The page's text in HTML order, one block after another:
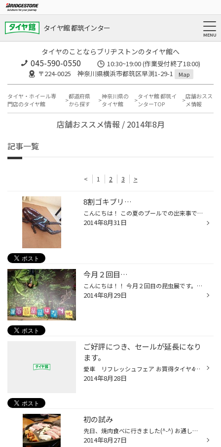
タイヤ館 都筑インター
タイヤのことならブリヂストンのタイヤ館へ
045-590-0550
10:30~19:00 (作業受付終了18:00)
〒224-0025 神奈川県横浜市都筑区早渕1-29-1
Map
タイヤ・ホイール専
門店のタイヤ館
都道府県
から探す
神奈川県の
タイヤ館
タイヤ館 都筑イ
ンターTOP
店舗おスス
メ情報
店舗おススメ情報 / 2014年8月
記事一覧
< 1 2 3 >
8割ゴキブリ…
こんにちは！ この夏のプールでの出来事です。 息子とプールで遊んでいると、クワガタの浮き輪的なものを 持っている子供を発見！ 昆虫にハマッている息子に声をかけてしまいました。 「ほら、クワガタ！」 とっさにやばいと思いました。 絶対欲しがる… すぐに気をそらしましたが遅かったです。 そ...
2014年8月31日
今月２回目…
こんにちは！！ 今月２回目の昆虫展です。 夏休みも終わり間近のためか子供が少なかったですね！ 着いてから記念撮影と写真を撮りました！ どうですか！ 半分、壁と同化！！ 1人で笑いましたね。 結局１時間程度、虫とたわむれました。 ただ、前回はビビッて触れなかったデカイやつに触れました！ ...
2014年8月29日
ご好評につき、セールが延長になり
ます。
愛車 リフレッシュフェア お買得タイヤ4本セット「ファイアストン」 ホイールセットもお買得商品を取り揃えています。 カジュアルなホイールからスタイリッシュなホイールまで。 多数、ご用意しています。 メンテナンス商品もお任せください。 バッテリー・オイル・ワイパー等 最近、増えているア...
2014年8月28日
初の試み
先日、焼肉食べに行きました(^-^) お通しで数種類出てきました。 ビール片手につまみました。 肉を一皿だけ注文しました。 豚肉です。 肉といっしょにキムチも焼いて食べるそうです。 焼けたら、サンチュに肉とキムチを巻いて食べたら･･･ 美味しい（≧∀≦）♪ 海苔巻きが気になり食べましたが、これも...
2014年8月27日